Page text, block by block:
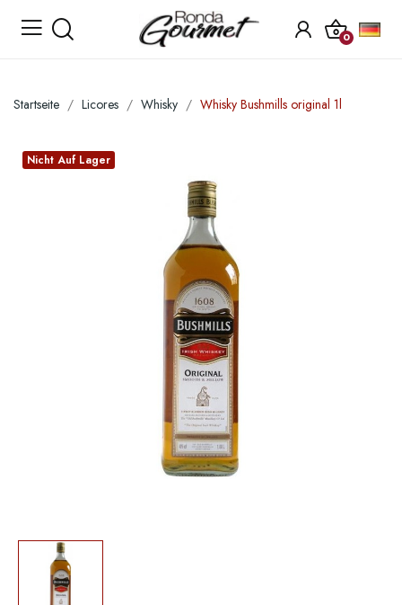
0
Startseite Licores Whisky Whisky Bushmills original 1l
Nicht Auf Lager